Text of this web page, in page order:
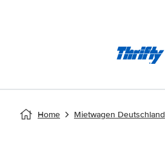
Home Mietwagen Deutschland